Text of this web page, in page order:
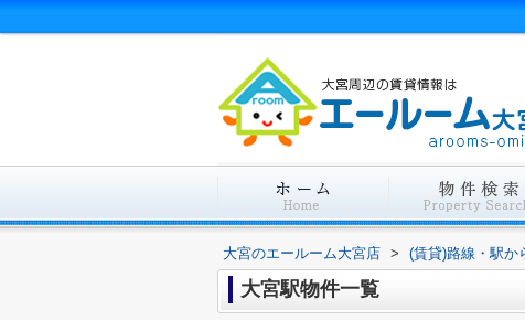
大宮のエールーム大宮店 > (賃貸)路線・駅か
大宮駅物件一覧